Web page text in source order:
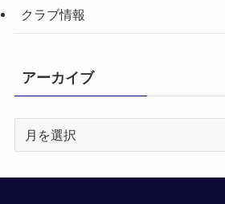
クラブ情報
アーカイブ